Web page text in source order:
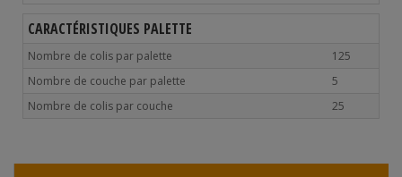
CARACTÉRISTIQUES PALETTE
Nombre de colis par palette
125
Nombre de couche par palette
5
Nombre de colis par couche
25